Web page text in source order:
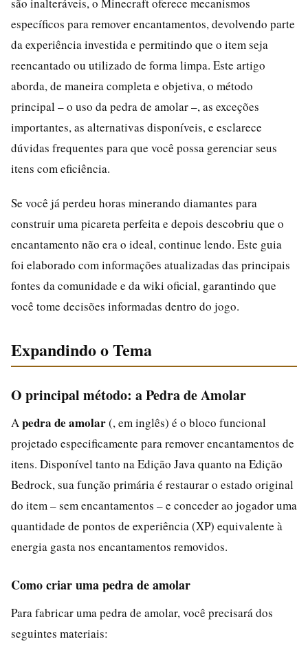
específicos para remover encantamentos, devolvendo parte
da experiência investida e permitindo que o item seja
reencantado ou utilizado de forma limpa. Este artigo
aborda, de maneira completa e objetiva, o método
principal – o uso da pedra de amolar –, as exceções
importantes, as alternativas disponíveis, e esclarece
dúvidas frequentes para que você possa gerenciar seus
itens com eficiência.
Se você já perdeu horas minerando diamantes para
construir uma picareta perfeita e depois descobriu que o
encantamento não era o ideal, continue lendo. Este guia
foi elaborado com informações atualizadas das principais
fontes da comunidade e da wiki oficial, garantindo que
você tome decisões informadas dentro do jogo.
Expandindo o Tema
O principal método: a Pedra de Amolar
A pedra de amolar(, em inglês) é o bloco funcional
projetado especificamente para remover encantamentos de
itens. Disponível tanto na Edição Java quanto na Edição
Bedrock, sua função primária é restaurar o estado original
do item – sem encantamentos – e conceder ao jogador uma
quantidade de pontos de experiência (XP) equivalente à
energia gasta nos encantamentos removidos.
Como criar uma pedra de amolar
Para fabricar uma pedra de amolar, você precisará dos
seguintes materiais: